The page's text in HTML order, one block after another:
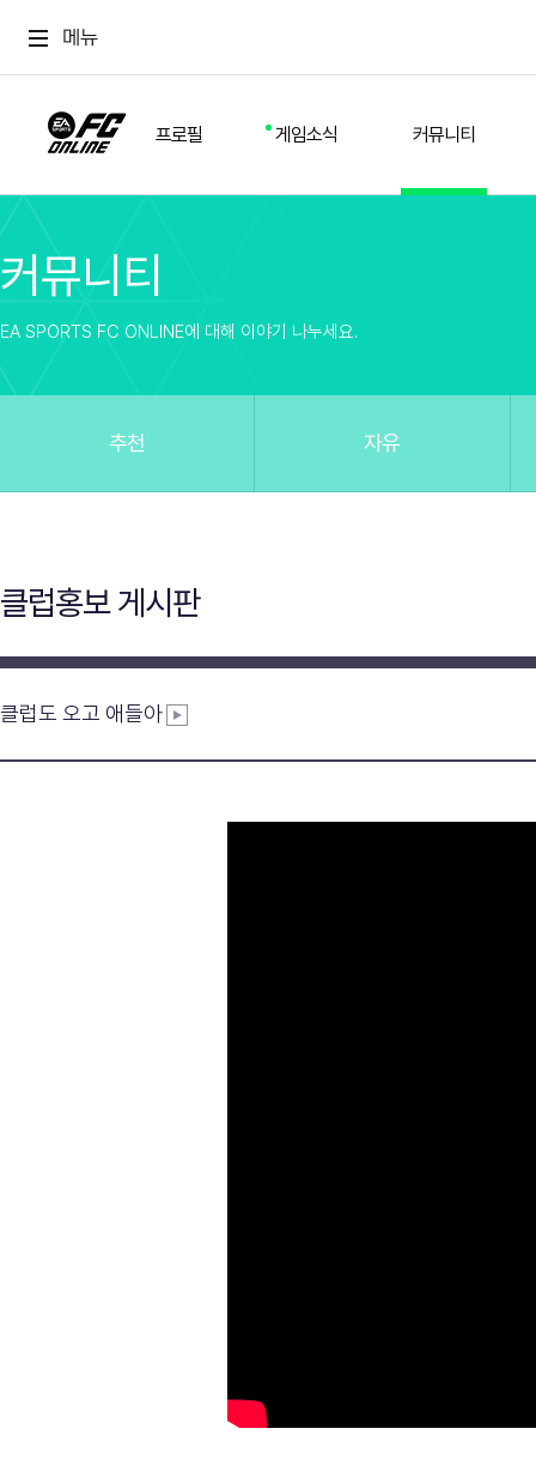
메뉴
프로필 게임소식 커뮤니티
스쿼드
커뮤니티
방명록
업데이트
유저 가이드
게임 플레이 버그 제보
커뮤니티
EA SPORTS FC ONLINE에 대해 이야기 나누세요.
추천 자유
클럽홍보 게시판
클럽도 오고 애들아